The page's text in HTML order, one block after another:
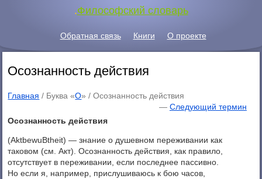
.Философский словарь
Обратная связь Книги О проекте
Осознанность действия
Главная / Буква «О» /Осознанность действия
— Следующий термин
Осознанность действия
(AktbewuBtheit) — знание о душевном переживании как
таковом (см. Акт). Осознанность действия, как правило,
отсутствует в переживании, если последнее пассивно.
Но если я, например, прислушиваюсь к бою часов,